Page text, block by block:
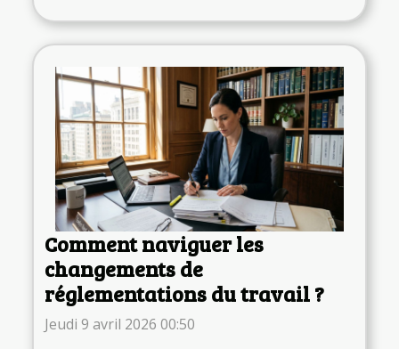
Comment naviguer les
changements de
réglementations du travail ?
Jeudi 9 avril 2026 00:50